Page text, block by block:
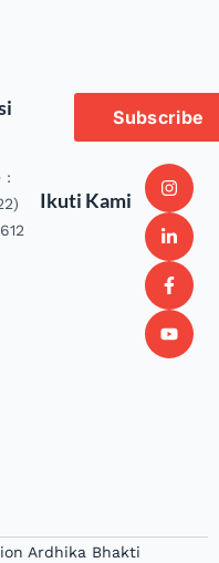
Subscribe
:
Ikuti Kami
Ardhika Bhakti